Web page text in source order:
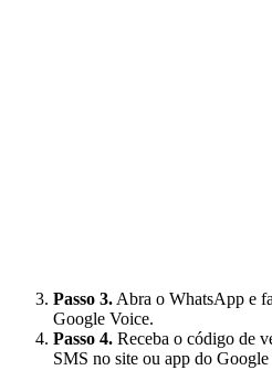
Passo 3. Abra o WhatsApp e
Google Voice.
Passo 4. Receba o código de
SMS no site ou app do